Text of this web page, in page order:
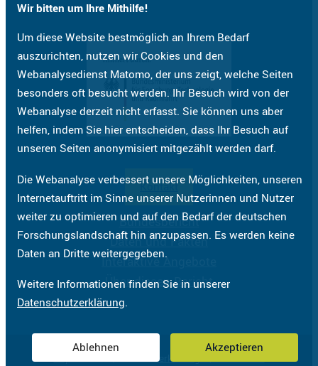
Wir bitten um Ihre Mithilfe!
Um diese Website bestmöglich an Ihrem Bedarf
auszurichten, nutzen wir Cookies und den
Webanalysedienst Matomo, der uns zeigt, welche Seiten
besonders oft besucht werden. Ihr Besuch wird von der
Webanalyse derzeit nicht erfasst. Sie können uns aber
helfen, indem Sie hier entscheiden, dass Ihr Besuch auf
unseren Seiten anonymisiert mitgezählt werden darf.
Die Webanalyse verbessert unsere Möglichkeiten, unseren
Internetauftritt im Sinne unserer Nutzerinnen und Nutzer
weiter zu optimieren und auf den Bedarf der deutschen
Forschungslandschaft hin anzupassen. Es werden keine
Daten an Dritte weitergegeben.
Weitere Informationen finden Sie in unserer
Datenschutzerklärung.
Ablehnen Akzeptieren
Kontakt
Bundesbericht
Daten und Fakten
Interaktive Angebote
Über diesen Bericht
ImpressumDatenschutzerklärungBarrierefreiheit